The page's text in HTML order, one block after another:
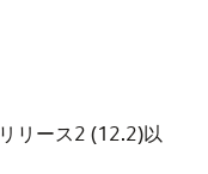
リリース2 (12.2)以